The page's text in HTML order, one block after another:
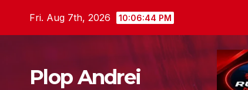
Fri. Aug 7th, 2026 10:06:46 PM
Plop Andrei